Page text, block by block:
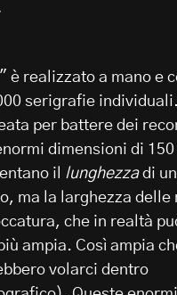
è realizzato a mano e
serigrafie
per battere dei
dimensioni di
il lunghezzadi
ma la larghezza delle
che in realtà
ampia. Così ampia
volarci dentro